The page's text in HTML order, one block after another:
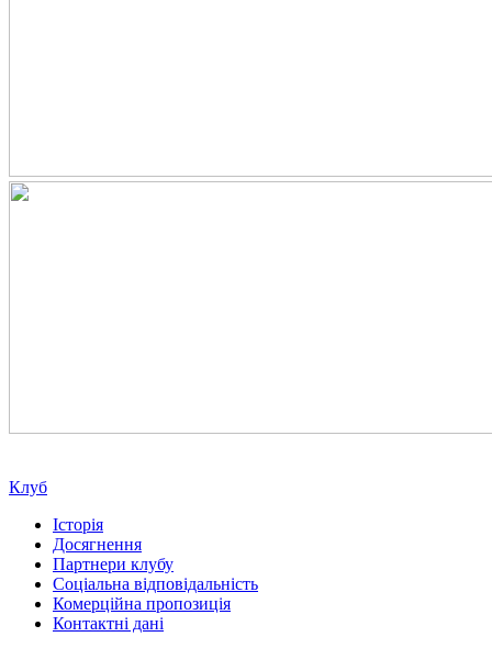
Клуб
Історія
Досягнення
Партнери клубу
Соціальна відповідальність
Комерційна пропозиція
Контактні дані